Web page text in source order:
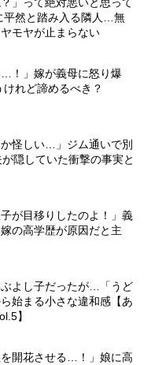
然と踏み入る隣人…無
モヤが止まらない
…！」嫁が義母に怒り爆
れど諦めるべき？
か怪しい…」ジム通いで別
隠していた衝撃の事実と
が目移りしたのよ！」義
の高学歴が原因だと主
よし子だったが…「うど
始まる小さな違和感【あ
】
を開花させる…！」娘に高